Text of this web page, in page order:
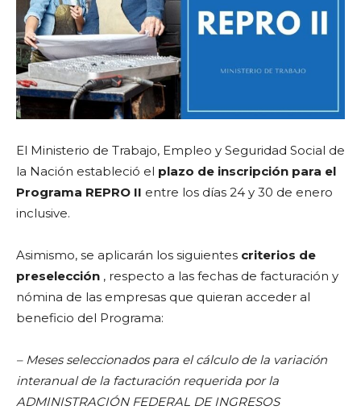
El Ministerio de Trabajo, Empleo y Seguridad Social de
la Nación estableció el plazo de inscripción para el
Programa REPRO II entre los días 24 y 30 de enero
inclusive.
Asimismo, se aplicarán los siguientes criterios de
preselección , respecto a las fechas de facturación y
nómina de las empresas que quieran acceder al
beneficio del Programa:
– Meses seleccionados para el cálculo de la variación
interanual de la facturación requerida por la
ADMINISTRACIÓN FEDERAL DE INGRESOS